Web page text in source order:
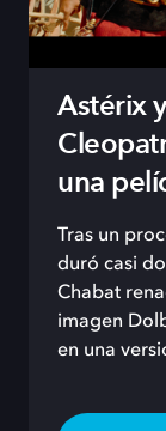
Astérix
una
Tras un
duró casi
Chabat
imagen
en una